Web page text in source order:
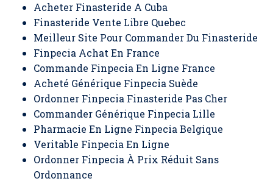
Acheter Finasteride A Cuba
Finasteride Vente Libre Quebec
Meilleur Site Pour Commander Du Finasteride
Finpecia Achat En France
Commande Finpecia En Ligne France
Acheté Générique Finpecia Suède
Ordonner Finpecia Finasteride Pas Cher
Commander Générique Finpecia Lille
Pharmacie En Ligne Finpecia Belgique
Veritable Finpecia En Ligne
Ordonner Finpecia À Prix Réduit Sans
Ordonnance